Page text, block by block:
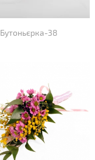
Бутоньєрка-38